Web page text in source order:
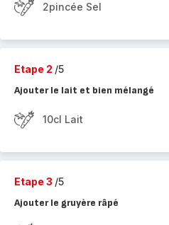
2pincée Sel
Etape 2 /5
Ajouter le lait et bien mélangé
10cl Lait
Etape 3 /5
Ajouter le gruyère râpé